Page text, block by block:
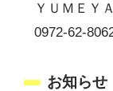
ＹＵＭＥＹ
0972-62-
お知らせ